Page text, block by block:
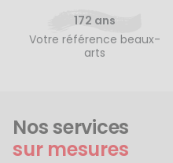
172 ans
Votre référence beaux-
arts
Nos services
sur mesures